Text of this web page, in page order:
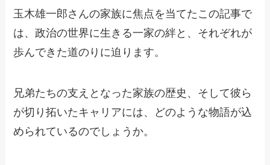
玉木雄一郎さんの家族に焦点を当てたこの記事で
は、政治の世界に生きる一家の絆と、それぞれが
歩んできた道のりに迫ります。
兄弟たちの支えとなった家族の歴史、そして彼ら
が切り拓いたキャリアには、どのような物語が込
められているのでしょうか。